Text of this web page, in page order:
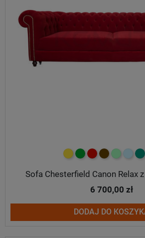
żółtyzielonyczerwony
czekoladowy
miętowy
Sofa Chesterfield Canon Relax
6 700,00 zł
DODAJ DO